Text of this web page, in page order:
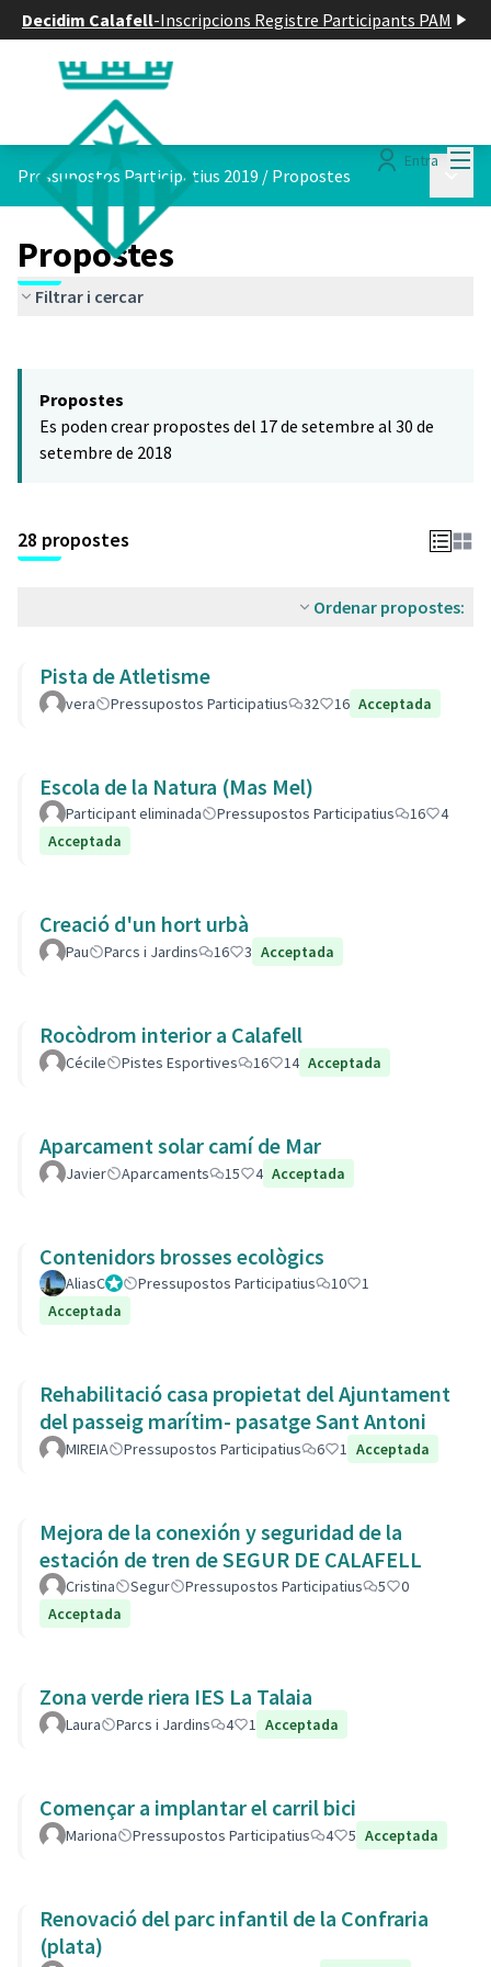
Decidim Calafell-Inscripcions Registre Participants PAM
Entra
Pressupostos Participatius 2019 / Propostes
Propostes
Filtrar i cercar
−
Propostes
Es poden crear propostes del 17 de setembre al 30 de
setembre de 2018
28 propostes
Ordenar propostes:
Pista de Atletisme
vera Pressupostos Participatius 32 16 Acceptada
Escola de la Natura (Mas Mel)
Participant eliminada Pressupostos Participatius 16
4
Acceptada
Creació d'un hort urbà
Pau Parcs i Jardins 16 3 Acceptada
Rocòdrom interior a Calafell
Cécile Pistes Esportives 16 14 Acceptada
Aparcament solar camí de Mar
Javier Aparcaments 15 4 Acceptada
Contenidors brosses ecològics
AliasCGestorPressupostos Participatius 10
1
Acceptada
Rehabilitació casa propietat del Ajuntament
del passeig marítim- pasatge Sant Antoni
MIREIA Pressupostos Participatius 6 1 Acceptada
Mejora de la conexión y seguridad de la
estación de tren de SEGUR DE CALAFELL
Cristina Segur Pressupostos Participatius 5
0
Acceptada
Zona verde riera IES La Talaia
Laura Parcs i Jardins 4 1 Acceptada
Començar a implantar el carril bici
Mariona Pressupostos Participatius 4 5 Acceptada
Renovació del parc infantil de la Confraria
(plata)